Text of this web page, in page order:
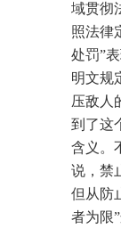
域贯彻
照法律
处罚”
明文规
压敌人
到了这
含义。
说，禁
但从防
者为限